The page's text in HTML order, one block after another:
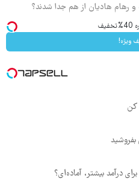
و رهام هادیان از هم جدا شدند؟
ویژه!
درآمد بیشتر، آماده‌ای؟